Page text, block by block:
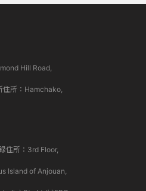
Hill Road,
住所：Hamchako,
住所：3rd Floor,
Island of Anjouan,